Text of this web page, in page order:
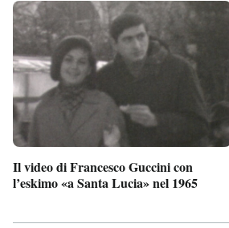
Il video di Francesco Guccini con
l’eskimo «a Santa Lucia» nel 1965